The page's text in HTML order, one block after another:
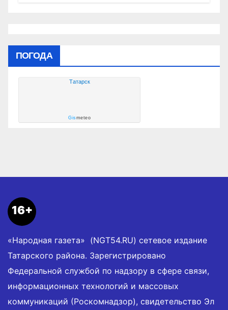
ПОГОДА
Татарск
Gismeteo
16+
«Народная газета» (NGT54.RU) сетевое издание
Татарского района. Зарегистрировано
Федеральной службой по надзору в сфере связи,
информационных технологий и массовых
коммуникаций (Роскомнадзор), свидетельство Эл